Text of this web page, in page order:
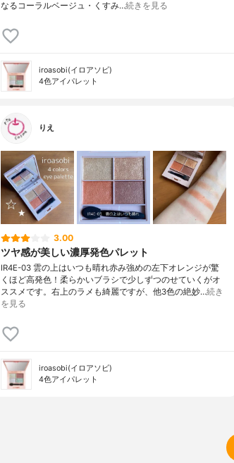
なるコーラルベージュ・くすみ…続きを見る
iroasobi(イロアソビ)
4色アイパレット
りえ
3.00
ツヤ感が美しい濃厚発色パレット
IR4E-03 雲の上はいつも晴れ赤み強めの左下オレンジが驚
くほど高発色！柔らかいブラシで少しずつのせていくがオ
ススメです。右上のラメも綺麗ですが、他3色の絶妙…続き
を見る
iroasobi(イロアソビ)
4色アイパレット